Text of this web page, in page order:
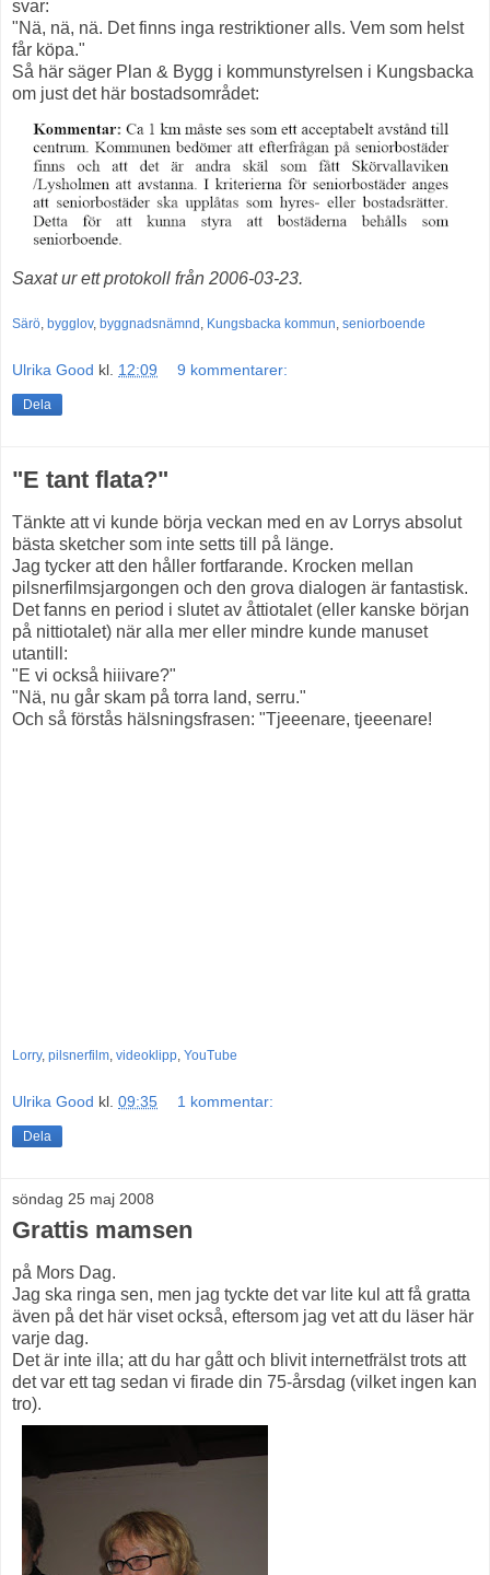
svar:
"Nä, nä, nä. Det finns inga restriktioner alls. Vem som helst
får köpa."
Så här säger Plan & Bygg i kommunstyrelsen i Kungsbacka
om just det här bostadsområdet:
Saxat ur ett protokoll från 2006-03-23.
Särö, bygglov, byggnadsnämnd , Kungsbacka kommun, seniorboende
Ulrika Good kl. 12:09 9 kommentarer:
Dela
"E tant flata?"
Tänkte att vi kunde börja veckan med en av Lorrys absolut
bästa sketcher som inte setts till på länge.
Jag tycker att den håller fortfarande. Krocken mellan
pilsnerfilmsjargongen och den grova dialogen är fantastisk.
Det fanns en period i slutet av åttiotalet (eller kanske början
på nittiotalet) när alla mer eller mindre kunde manuset
utantill:
"E vi också hiiivare?"
"Nä, nu går skam på torra land, serru."
Och så förstås hälsningsfrasen: "Tjeeenare, tjeeenare!
Lorry, pilsnerfilm, videoklipp, YouTube
Ulrika Good kl. 09:35 1 kommentar:
Dela
söndag 25 maj 2008
Grattis mamsen
på Mors Dag.
Jag ska ringa sen, men jag tyckte det var lite kul att få gratta
även på det här viset också, eftersom jag vet att du läser här
varje dag.
Det är inte illa; att du har gått och blivit internetfrälst trots att
det var ett tag sedan vi firade din 75-årsdag (vilket ingen kan
tro).